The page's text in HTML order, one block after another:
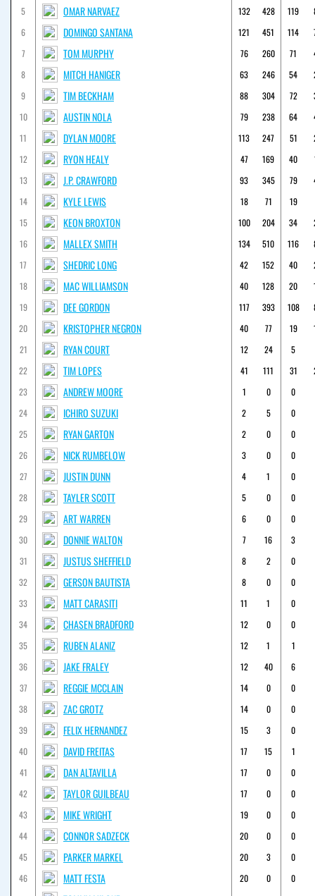
5
OMAR NARVAEZ 132 428 119
6
DOMINGO SANTANA 121 451 114
7
TOM MURPHY 76 260 71
8
MITCH HANIGER 63 246 54
9
TIM BECKHAM 88 304 72
10
AUSTIN NOLA 79 238 64
11
DYLAN MOORE 113 247 51
12
RYON HEALY 47 169 40
13
J.P. CRAWFORD 93 345 79
14
KYLE LEWIS 18 71
19
15
KEON BROXTON 100 204 34
16
MALLEX SMITH 134 510 116
17
SHEDRIC LONG 42 152 40
18
MAC WILLIAMSON 40 128 20
19
DEE GORDON 117 393 108
20
KRISTOPHER NEGRON 40 77 19
21
RYAN COURT 12 24
5
22
TIM LOPES 41 111 31
23
ANDREW MOORE 1 0
0
24
ICHIRO SUZUKI 2 5
0
25
RYAN GARTON 2 0
0
26
NICK RUMBELOW 3 0
0
27
JUSTIN DUNN 4 1
0
28
TAYLER SCOTT 5 0
0
29
ART WARREN 6 0
0
30
DONNIE WALTON 7 16
3
31
JUSTUS SHEFFIELD 8 2
0
32
GERSON BAUTISTA 8 0
0
33
MATT CARASITI 11 1
0
34
CHASEN BRADFORD 12 0
0
35
RUBEN ALANIZ 12 1
1
36
JAKE FRALEY 12 40
6
37
REGGIE MCCLAIN 14 0
0
38
ZAC GROTZ 14 0
0
39
FELIX HERNANDEZ 15 3
0
40
DAVID FREITAS 17 15
1
41
DAN ALTAVILLA 17 0
0
42
TAYLOR GUILBEAU 17 0
0
43
MIKE WRIGHT 19 0
0
44
CONNOR SADZECK 20 0
0
45
PARKER MARKEL 20 3
0
46
MATT FESTA 20 0
0